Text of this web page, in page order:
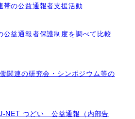
の公益通報者支援活動
益通報者保護制度を調べて比較
関連の研究会・シンポジウム等の
NET つどい 公益通報（内部告